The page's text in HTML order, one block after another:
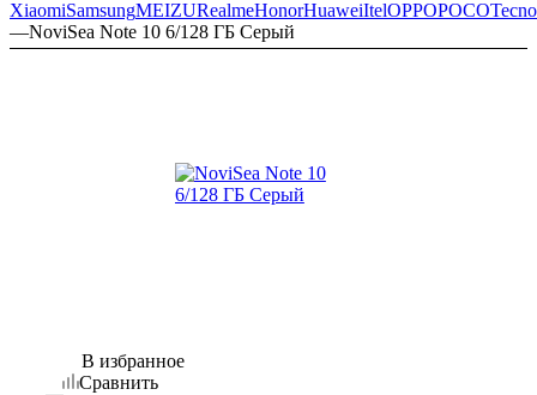
XiaomiSamsungMEIZURealmeHonorHuaweiItelOPPOPOCOTecno
—NoviSea Note 10 6/128 ГБ Серый
В избранное
Сравнить